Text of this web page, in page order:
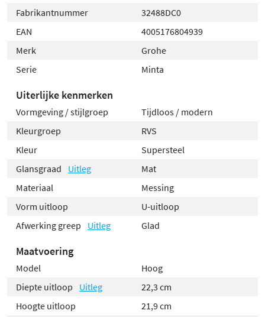
Fabrikantnummer
32488DC0
EAN
4005176804939
Merk
Grohe
Serie
Minta
Uiterlijke kenmerken
Vormgeving / stijlgroep
Tijdloos / modern
Kleurgroep
RVS
Kleur
Supersteel
Glansgraad
Uitleg
Mat
Materiaal
Messing
Vorm uitloop
U-uitloop
Afwerking greep
Uitleg Glad
Maatvoering
Model
Hoog
Diepte uitloop
Uitleg
22,3 cm
Hoogte uitloop
21,9 cm